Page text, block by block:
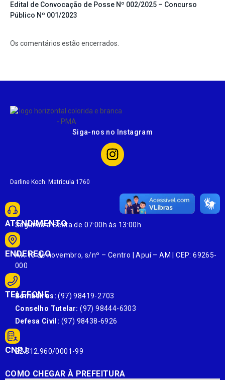
Edital de Convocação de Posse Nº 002/2025 – Concurso
Público Nº 001/2023
Os comentários estão encerrados.
Siga-nos no Instagram
Darline Koch. Matrícula 1760
ATENDIMENTO
Segunda à Sexta de 07:00h às 13:00h
ENDEREÇO
Av. 13 de novembro, s/nº – Centro | Apuí – AM | CEP: 69265-
000
TELEFONE
Bombeiros: (97) 98419-2703
Conselho Tutelar: (97) 98444-6303
Defesa Civil: (97) 98438-6926
CNPJ:
22.812.960/0001-99
COMO CHEGAR À PREFEITURA